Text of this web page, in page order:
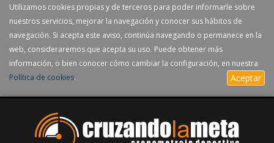
Utilizamos cookies propias y de terceros para poder informarle sobre
nuestros servicios, mejorar la navegación y conocer sus hábitos de
navegación. Si acepta este aviso, continúa navegando o permanece en la
web, consideraremos que acepta su uso. Puede obtener más
información, o bien conocer cómo cambiar la configuración, en nuestra
Política de cookies. Aceptar